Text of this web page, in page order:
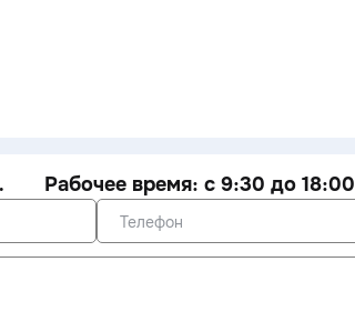
Рабочее время: с 9:30 до 18:00